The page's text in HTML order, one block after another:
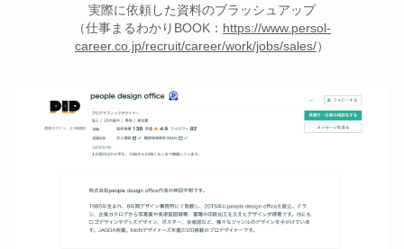
実際に依頼した資料のブラッシュアップ
（仕事まるわかりBOOK： https://www.persol-
career.co.jp/recruit/career/work/jobs/sales/）